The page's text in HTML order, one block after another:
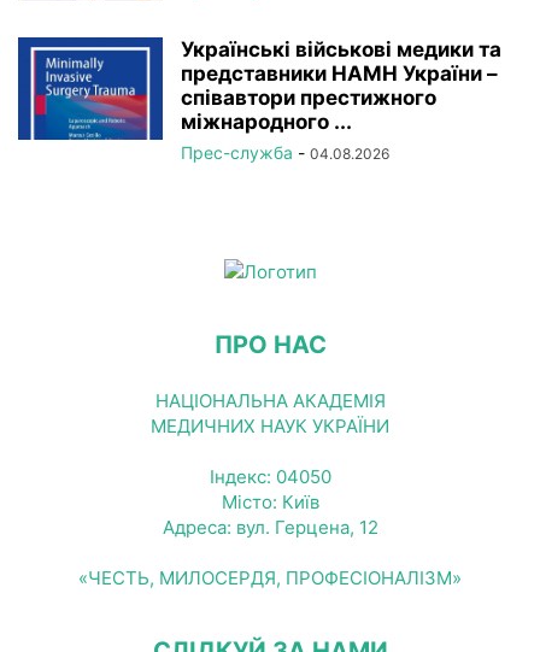
Українські військові медики та
представники НАМН України –
співавтори престижного
міжнародного ...
Прес-служба - 04.08.2026
ПРО НАС
НАЦІОНАЛЬНА АКАДЕМІЯ
МЕДИЧНИХ НАУК УКРАЇНИ
Індекс: 04050
Місто: Київ
Адреса: вул. Герцена, 12
«ЧЕСТЬ, МИЛОСЕРДЯ, ПРОФЕСІОНАЛІЗМ»